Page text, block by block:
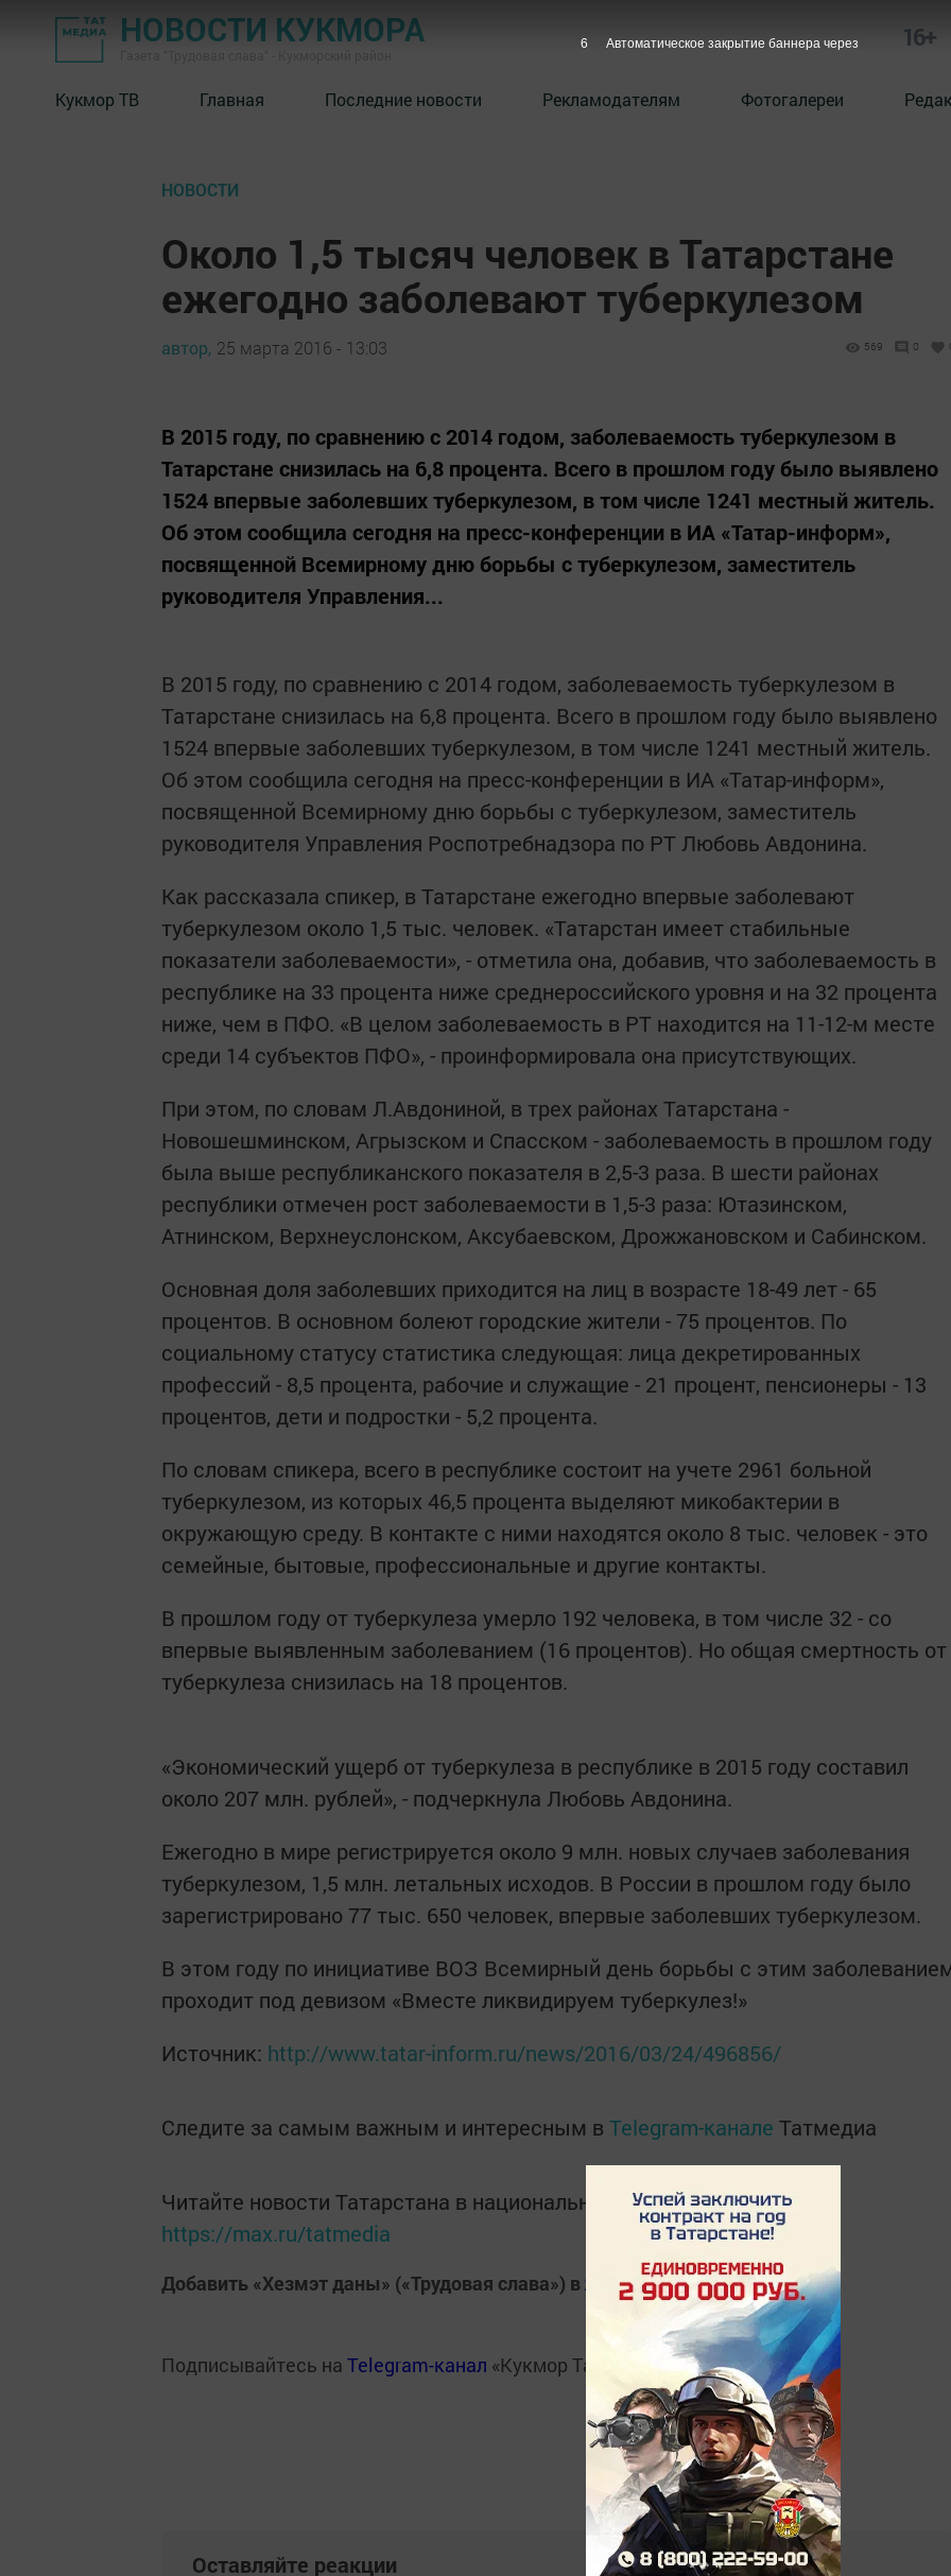
НОВОСТИ КУКМОРА 16+
Кукмор ТВ Главная Последние новости Рекламодателям Фотогалереи
НОВОСТИ
Около 1,5 тысяч человек в Татарстане
ежегодно заболевают туберкулезом
автор, 25 марта 2016 - 13:03 569 0
В 2015 году, по сравнению с 2014 годом, заболеваемость туберкулезом в
Татарстане снизилась на 6,8 процента. Всего в прошлом году было выявлено
1524 впервые заболевших туберкулезом, в том числе 1241 местный житель.
Об этом сообщила сегодня на пресс-конференции в ИА «Татар-информ»,
посвященной Всемирному дню борьбы с туберкулезом, заместитель
руководителя Управления...
В 2015 году, по сравнению с 2014 годом, заболеваемость туберкулезом в
Татарстане снизилась на 6,8 процента. Всего в прошлом году было выявлено
1524 впервые заболевших туберкулезом, в том числе 1241 местный житель.
Об этом сообщила сегодня на пресс-конференции в ИА «Татар-информ»,
посвященной Всемирному дню борьбы с туберкулезом, заместитель
руководителя Управления Роспотребнадзора по РТ Любовь Авдонина.
Как рассказала спикер, в Татарстане ежегодно впервые заболевают
туберкулезом около 1,5 тыс. человек. «Татарстан имеет стабильные
показатели заболеваемости», - отметила она, добавив, что заболеваемость в
республике на 33 процента ниже среднероссийского уровня и на 32 процента
ниже, чем в ПФО. «В целом заболеваемость в РТ находится на 11-12-м месте
среди 14 субъектов ПФО», - проинформировала она присутствующих.
При этом, по словам Л.Авдониной, в трех районах Татарстана -
Новошешминском, Агрызском и Спасском - заболеваемость в прошлом году
была выше республиканского показателя в 2,5-3 раза. В шести районах
республики отмечен рост заболеваемости в 1,5-3 раза: Ютазинском,
Атнинском, Верхнеуслонском, Аксубаевском, Дрожжановском и Сабинском.
Основная доля заболевших приходится на лиц в возрасте 18-49 лет - 65
процентов. В основном болеют городские жители - 75 процентов. По
социальному статусу статистика следующая: лица декретированных
профессий - 8,5 процента, рабочие и служащие - 21 процент, пенсионеры - 13
процентов, дети и подростки - 5,2 процента.
По словам спикера, всего в республике состоит на учете 2961 больной
туберкулезом, из которых 46,5 процента выделяют микобактерии в
окружающую среду. В контакте с ними находятся около 8 тыс. человек - это
семейные, бытовые, профессиональные и другие контакты.
В прошлом году от туберкулеза умерло 192 человека, в том числе 32 - со
впервые выявленным заболеванием (16 процентов). Но общая смертность от
туберкулеза снизилась на 18 процентов.
«Экономический ущерб от туберкулеза в республике в 2015 году составил
около 207 млн. рублей», - подчеркнула Любовь Авдонина.
Ежегодно в мире регистрируется около 9 млн. новых случаев заболевания
туберкулезом, 1,5 млн. летальных исходов. В России в прошлом году было
зарегистрировано 77 тыс. 650 человек, впервые заболевших туберкулезом.
В этом году по инициативе ВОЗ Всемирный день борьбы с этим
проходит под девизом «Вместе ликвидируем туберкулез!»
Источник: http://www.tatar-inform.ru/news/2016/03/24/496856/
Следите за самым важным и интересным в Telegram-канале Татмедиа
Читайте новости Татарстана в национальном мессенджере MАХ:
https://max.ru/tatmedia
Добавить «Хезмэт даны» («Трудовая слава») вЯндекс.Новости
Подписывайтесь на Telegram-канал «Кукмор Татарстан»
Оставляйте реакции
5 Автоматическое закрытие баннера через